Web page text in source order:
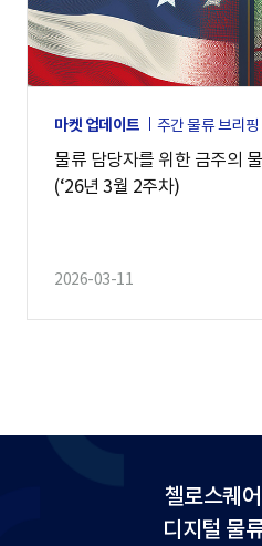
마켓 업데이트 주간 물류 브리핑
물류 담당자를 위한 금주의
(‘26년 3월 2주차)
2026-03-11
첼로스퀘
디지털 물